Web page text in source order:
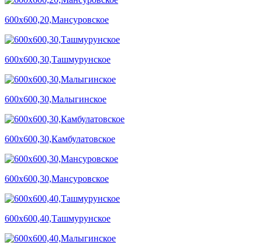
600х600,20,Мансуровское
600х600,30,Ташмурунское
600х600,30,Малыгинское
600х600,30,Камбулатовское
600х600,30,Мансуровское
600х600,40,Ташмурунское